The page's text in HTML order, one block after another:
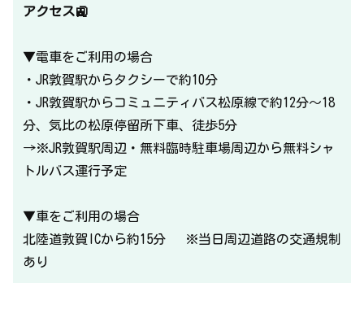
アクセス🚉
▼電車をご利用の場合
・JR敦賀駅からタクシーで約10分
・JR敦賀駅からコミュニティバス松原線で約12分～18
分、気比の松原停留所下車、徒歩5分
→※JR敦賀駅周辺・無料臨時駐車場周辺から無料シャ
トルバス運行予定
▼車をご利用の場合
北陸道敦賀ICから約15分 ※当日周辺道路の交通規制
あり